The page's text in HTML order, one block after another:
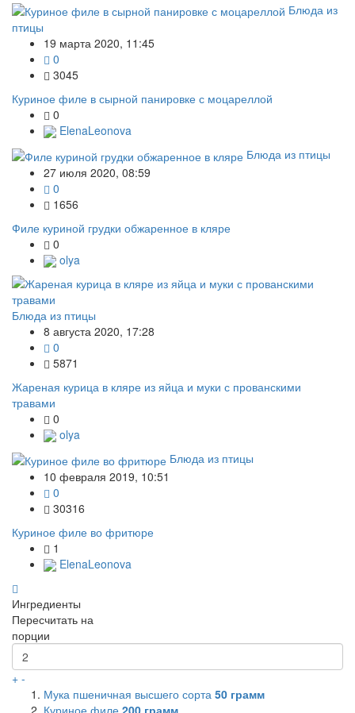
Блюда из
птицы
19 марта 2020, 11:45
0
3045
Куриное филе в сырной панировке с моцареллой
0
ElenaLeonova
Блюда из птицы
27 июля 2020, 08:59
0
1656
Филе куриной грудки обжаренное в кляре
0
olya
Блюда из птицы
8 августа 2020, 17:28
0
5871
Жареная курица в кляре из яйца и муки с прованскими
травами
0
olya
Блюда из птицы
10 февраля 2019, 10:51
0
30316
Куриное филе во фритюре
1
ElenaLeonova
Ингредиенты
Пересчитать на
порции
+ -
Мука пшеничная высшего сорта 50 грамм
Куриное филе 200 грамм